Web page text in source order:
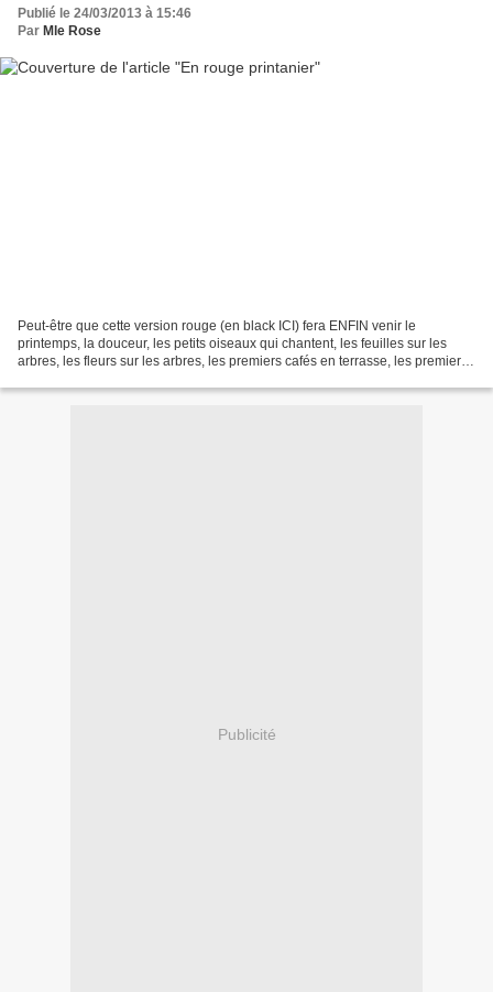
Publié le 24/03/2013 à 15:46
Par Mle Rose
Peut-être que cette version rouge (en black ICI) fera ENFIN venir le
printemps, la douceur, les petits oiseaux qui chantent, les feuilles sur les
arbres, les fleurs sur les arbres, les premiers cafés en terrasse, les premiers
Publicité